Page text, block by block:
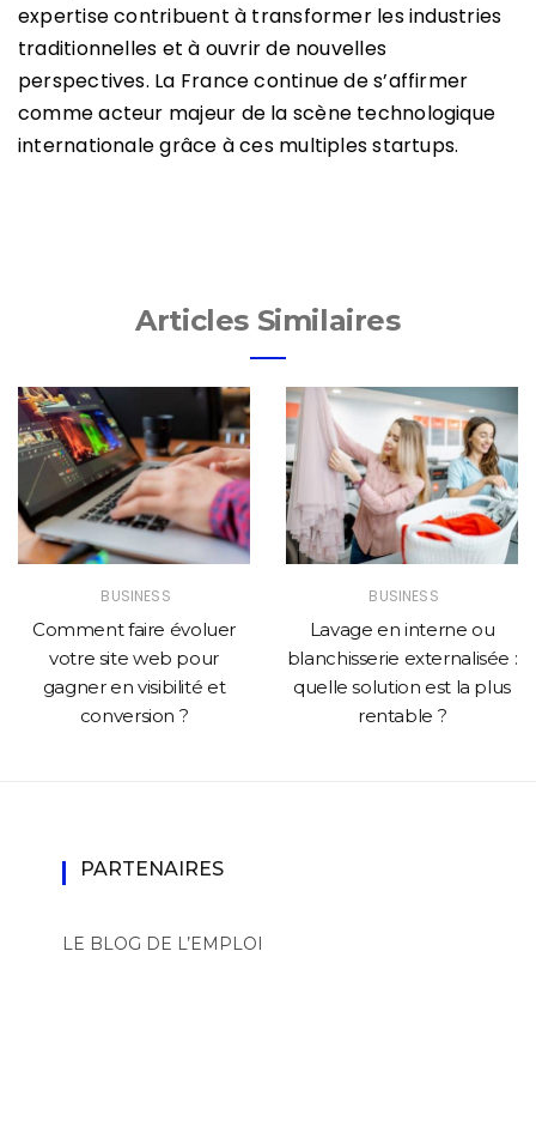
expertise contribuent à transformer les industries
traditionnelles et à ouvrir de nouvelles
perspectives. La France continue de s’affirmer
comme acteur majeur de la scène technologique
internationale grâce à ces multiples startups.
Articles Similaires
BUSINESS
Comment faire évoluer
votre site web pour
gagner en visibilité et
conversion ?
BUSINESS
Lavage en interne ou
blanchisserie externalisée :
quelle solution est la plus
rentable ?
PARTENAIRES
LE BLOG DE L’EMPLOI